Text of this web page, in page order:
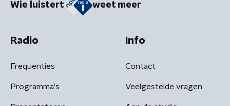
Wie luistert weet meer
Radio
Frequenties
Programma's
Info
Contact
Veelgestelde vragen